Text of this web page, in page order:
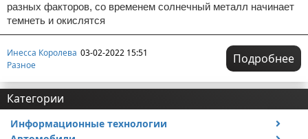
разных факторов, со временем солнечный металл начинает
темнеть и окислятся
Инесса Королева 03-02-2022 15:51
Разное
Подробнее
Категории
Информационные технологии